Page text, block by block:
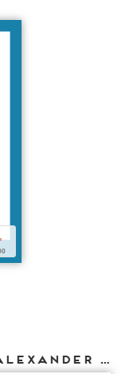
Weitere Texte von Ian Alexander Moore bei DIAPHANES